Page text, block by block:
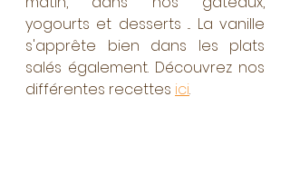
yogourts et desserts ... La vanille
s'apprête bien dans les plats
salés également. Découvrez nos
différentes recettes ici.